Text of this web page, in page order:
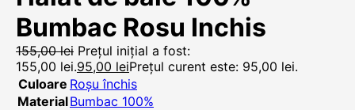
Bumbac Rosu Inchis
155,00lei Prețul inițial a fost:
155,00 lei.95,00 leiPrețul curent este: 95,00 lei.
Culoare Roșu închis
MaterialBumbac 100%